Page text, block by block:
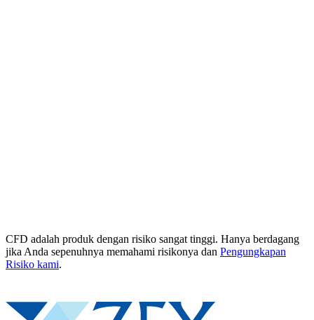
CFD adalah produk dengan risiko sangat tinggi. Hanya berdagang
jika Anda sepenuhnya memahami risikonya dan Pengungkapan
Risiko kami.